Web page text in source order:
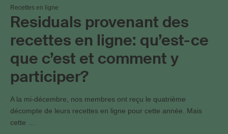
Recettes en ligne
Residuals provenant des
recettes en ligne: qu’est-ce
que c’est et comment y
participer?
A la mi-décembre, nos membres ont reçu le quatrième
décompte de leurs recettes en ligne pour cette année. Mais
cette …